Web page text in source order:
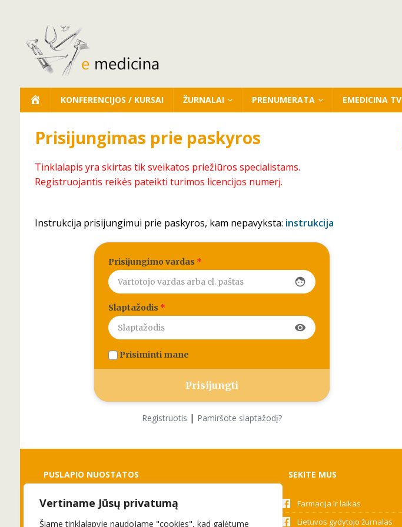
Vertiname Jūsų privatumą
Šiame tinklalapyje naudojame "cookies", kad galėtume
KONFERENCIJOS / KURSAI ŽURNALAI PRENUMERATA EMEDICINA TV
Prisijungimas prie paskyros
Tinklalapis yra skirtas tik sveikatos priežiūros specialistams.
Registruojantis reikės pateikti turimos licencijos numerį.
Instrukcija prisijungimui prie paskyros, kam nepavyksta: instrukcija
Prisijungimo vardas *
face
Slaptažodis *
visibility
Prisiminti mane
Registruotis | Pamiršote slaptažodį?
PUSLAPIO NUOSTATOS
Slapukai
Privatumo politika
SEKITE MUS
Farmacija ir laikas
Lietuvos gydytojo žurnalas